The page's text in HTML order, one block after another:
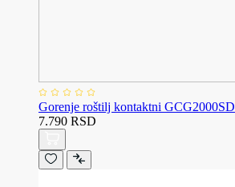
Gorenje roštilj kontaktni GCG2000SD
7.790 RSD